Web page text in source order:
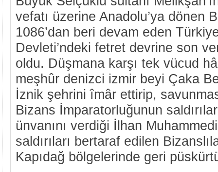
vefatı üzerine Anadolu’ya dönen
1086’dan beri devam eden
Devleti’ndeki fetret devrine son
oldu. Düşmana karşı tek vücud
meşhûr denizci izmir beyi Çaka
İznik şehrini îmâr ettirip,
Bizans İmparatorluğunun
ünvanını verdiği İlhan
saldırıları bertaraf edilen
Kapıdağ bölgelerinde geri